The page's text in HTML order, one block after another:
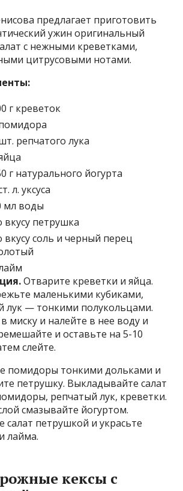
предлагает приготовить
ужин оригинальный
с нежными креветками,
цитрусовыми нотами.
г креветок
репчатого лука
г натурального йогурта
л. уксуса
мл воды
вкусу петрушка
вкусу соль и черный перец
Отварите креветки и яйца.
маленькими кубиками,
лук — тонкими полукольцами.
миску и налейте в нее воду и
и оставьте на 5-10
слейте.
помидоры тонкими дольками и
петрушку. Выкладывайте салат
репчатый лук, креветки.
смазывайте йогуртом.
салат петрушкой и украсьте
лайма.
кексы с